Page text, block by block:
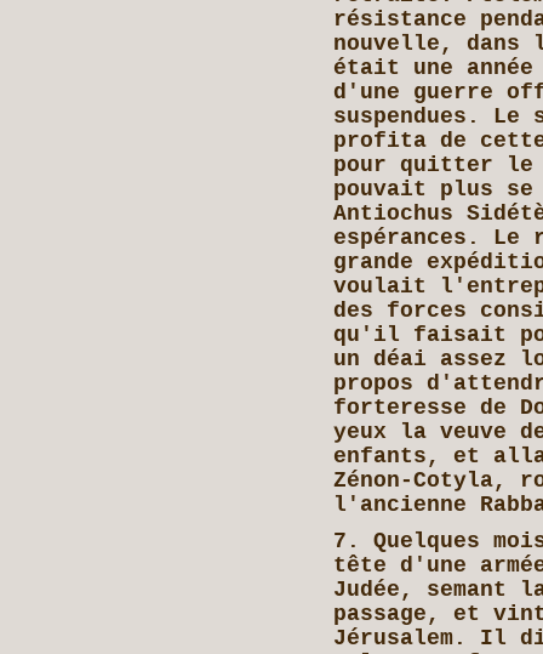
résistance
nouvelle,
était une
d'une guerre
suspendues.
profita de
pour quitter
pouvait plus se
Antiochus
espérances.
grande
voulait
des forces
qu'il faisait
un déai assez
propos
forteresse de
yeux la veuve
enfants, et
Zénon-Cotyla,
l'ancienne
7. Quelques
tête d'une
Judée, semant
passage, et
Jérusalem. Il